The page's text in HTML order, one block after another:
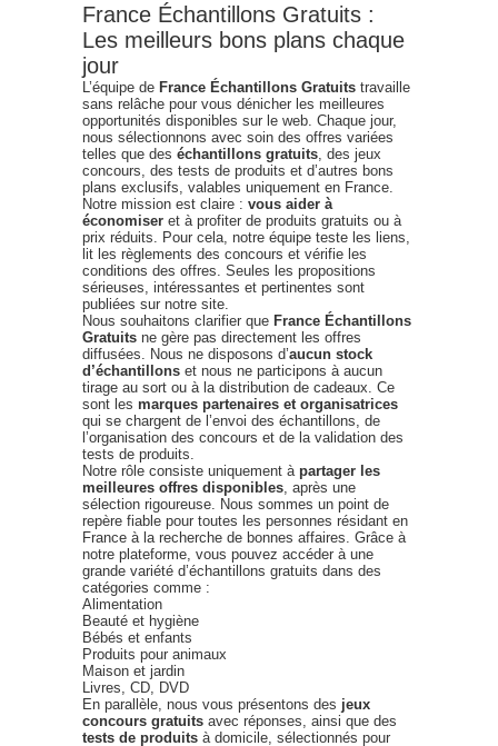
France Échantillons Gratuits :
Les meilleurs bons plans chaque
jour
L’équipe de France Échantillons Gratuits travaille
sans relâche pour vous dénicher les meilleures
opportunités disponibles sur le web. Chaque jour,
nous sélectionnons avec soin des offres variées
telles que des échantillons gratuits , des jeux
concours, des tests de produits et d’autres bons
plans exclusifs, valables uniquement en France.
Notre mission est claire : vous aider à
économiser et à profiter de produits gratuits ou à
prix réduits. Pour cela, notre équipe teste les liens,
lit les règlements des concours et vérifie les
conditions des offres. Seules les propositions
sérieuses, intéressantes et pertinentes sont
publiées sur notre site.
Nous souhaitons clarifier que France Échantillons
Gratuits ne gère pas directement les offres
diffusées. Nous ne disposons d’aucun stock
d’échantillons et nous ne participons à aucun
tirage au sort ou à la distribution de cadeaux. Ce
sont les marques partenaires et organisatrices
qui se chargent de l’envoi des échantillons, de
l’organisation des concours et de la validation des
tests de produits.
Notre rôle consiste uniquement à partager les
meilleures offres disponibles , après une
sélection rigoureuse. Nous sommes un point de
repère fiable pour toutes les personnes résidant en
France à la recherche de bonnes affaires. Grâce à
notre plateforme, vous pouvez accéder à une
grande variété d’échantillons gratuits dans des
catégories comme :
Alimentation
Beauté et hygiène
Bébés et enfants
Produits pour animaux
Maison et jardin
Livres, CD, DVD
En parallèle, nous vous présentons des jeux
concours gratuits avec réponses, ainsi que des
tests de produits à domicile, sélectionnés pour